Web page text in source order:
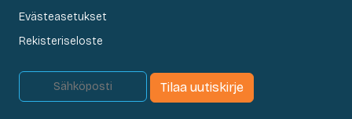
Evästeasetukset
Rekisteriseloste
Tilaa uutiskirje